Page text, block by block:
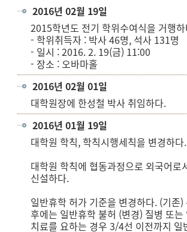
2016년 02월 19일
2015학년도 전기 학위수여식을 거행
- 학위취득자 : 박사 46명, 석사 131명
- 일시 : 2016. 2. 19(금) 11:00
- 장소 : 오바마홀
2016년 02월 01일
대학원장에 한성철 박사 취임하다.
2016년 01월 19일
대학원 학칙, 학칙시행세칙을 변경하다.
대학원 학칙에 협동과정으로 외국어로
신설하다.
일반휴학 허가 기준을 변경하다. (기존
후에는 일반휴학 불허 (변경) 질병 또
치료를 요하는 경우 3/4선 이전까지 일